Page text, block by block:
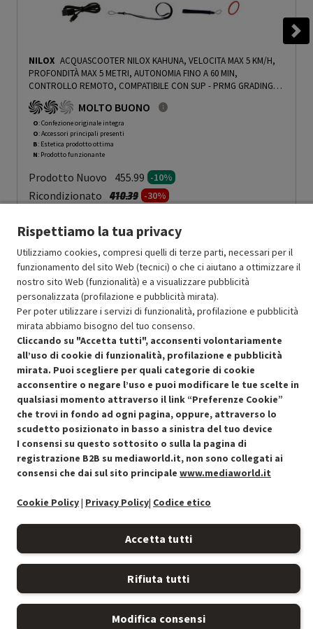
NILOX ACQUASCOOTER NILOX KAHUNA, VELOCITA MAX 5 KM/H,
PROFONDITÀ MAX 5 METRI, AUTONOMIA FINO A 60 MIN,
CONTROLLO REMOTO, COMPATIBILE CON SUP - PRMG GRADING
OOBN - 10%
MOLTO BUONO
O: Confezione originale integra
O: Accessori principali presenti
B: Estetica prodotto ottima
N: Prodotto funzionante
Prodotto Nuovo 455.99 -10%
Ricondizionato Prezzo ridotto da
410.39a-30%
Aggiungi al carrello
SCONTO RICONDIZIONATI
Approfitta dello sconto del 30% sul prodotto ricondizionato.
Condizioni generali di vendita
Cookie Policy
Preferenze cookie
Informativa privacy
Recedere dal contratto qui
Rispettiamo la tua privacy
Utilizziamo cookies, compresi quelli di terze parti, necessari per il
funzionamento del sito Web (tecnici) o che ci aiutano a ottimizzare il
nostro sito Web (funzionalità) e a visualizzare pubblicità
personalizzata (profilazione e pubblicità mirata).
Per poter utilizzare i servizi di funzionalità, profilazione e pubblicità
mirata abbiamo bisogno del tuo consenso.
Cliccando su "Accetta tutti", acconsenti volontariamente
all’uso di cookie di funzionalità, profilazione e pubblicità
mirata. Puoi scegliere per quali categorie di cookie
acconsentire o negare l’uso e puoi modificare le tue scelte in
qualsiasi momento attraverso il link “Preferenze Cookie”
che trovi in fondo ad ogni pagina, oppure, attraverso lo
scudetto posizionato in basso a sinistra del tuo device
I consensi su questo sottosito o sulla la pagina di
registrazione B2B su mediaworld.it, non sono collegati ai
consensi che dai sul sito principale www.mediaworld.it
Cookie Policy| Privacy Policy| Codice etico
Accetta tutti
Rifiuta tutti
Modifica consensi